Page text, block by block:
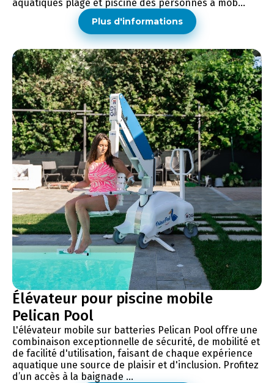
aquatiques plage et piscine des personnes à mob...
Plus d'informations
Élévateur pour piscine mobile
Pelican Pool
L'élévateur mobile sur batteries Pelican Pool offre une
combinaison exceptionnelle de sécurité, de mobilité et
de facilité d'utilisation, faisant de chaque expérience
aquatique une source de plaisir et d'inclusion. Profitez
d’un accès à la baignade ...